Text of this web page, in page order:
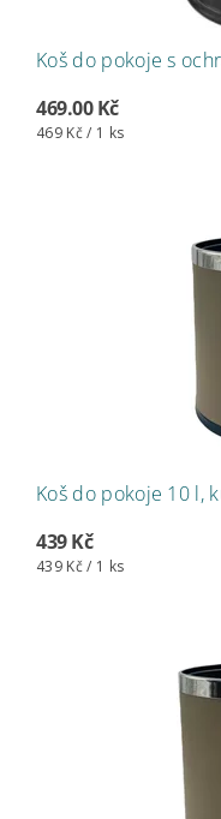
Koš do pokoje s
469.00 Kč
469 Kč / 1 ks
Koš do pokoje 10 l,
439 Kč
439 Kč / 1 ks